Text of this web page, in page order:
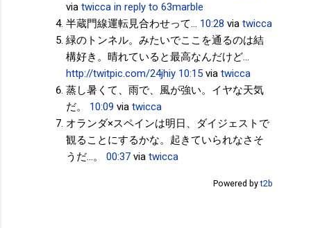
via twicca in reply to 63marble
半蔵門線運転見合わせって… 10:28 via twicca
緑のトンネル。みたいでここを通るのは結
構好き。晴れていると最高なんだけど…
http://twitpic.com/24jhiy 10:15 via twicca
蒸し暑くて、雨で、風が強い。イヤな天気
だ。
10:09 via twicca
オランダ×スペインは明日、ダイジェストで
観ることにするかな。起きていられなさそ
うだ…。
00:37 via twicca
Powered byt2b